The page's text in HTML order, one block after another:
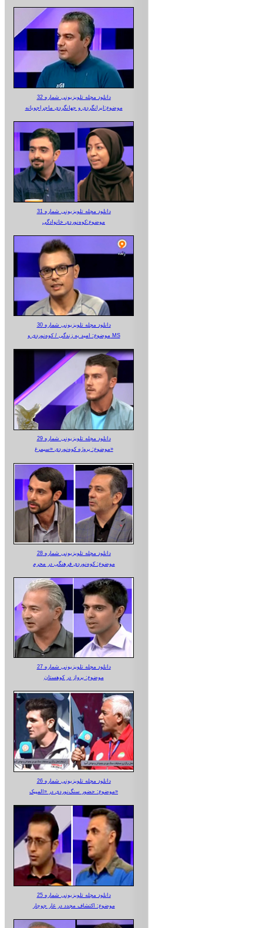
دانلود مجله تلویزیونی شماره 32
موضوع:ایرانگردی و جهانگردی ماجراجویانه
دانلود مجله تلویزیونی شماره 31
موضوع:کوه‌نوردی خانوادگی
دانلود مجله تلویزیونی شماره 30
موضوع: امید به زندگی / کوه‌نوردی و MS
دانلود مجله تلویزیونی شماره 29
موضوع: پروژه کوه‌نوردی «سیمرغ»
دانلود مجله تلویزیونی شماره 28
موضوع: کوه‌نوردی فرهنگی در محرم
دانلود مجله تلویزیونی شماره 27
موضوع: پرواز در کوهستان
دانلود مجله تلویزیونی شماره 26
موضوع: حضور سنگ‌نوردی در «المپیک»
دانلود مجله تلویزیونی شماره 25
موضوع: اکتشاف مجدد در غار جوجار